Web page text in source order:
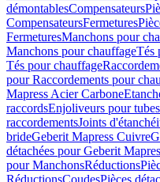
démontablesCompensateurs
CompensateursFermetures
FermeturesManchons pour
Manchons pour chauffageTés
Tés pour chauffage
pour Raccordements pour
Mapress Acier Carbone
raccordsEnjoliveurs pour tubes
raccordementsJoints
brideGeberit Mapress Cuivre
détachées pour Geberit
pour ManchonsRéductions
RéductionsCoudesPièces